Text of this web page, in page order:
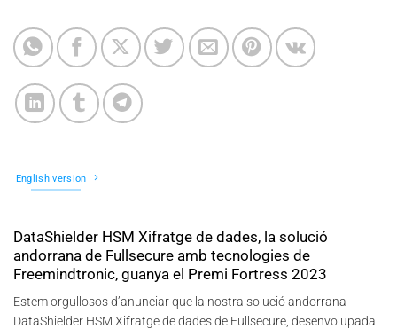
English version
DataShielder HSM Xifratge de dades, la solució
andorrana de Fullsecure amb tecnologies de
Freemindtronic, guanya el Premi Fortress 2023
Estem orgullosos d’anunciar que la nostra solució andorrana
DataShielder HSM Xifratge de dades de Fullsecure, desenvolupada